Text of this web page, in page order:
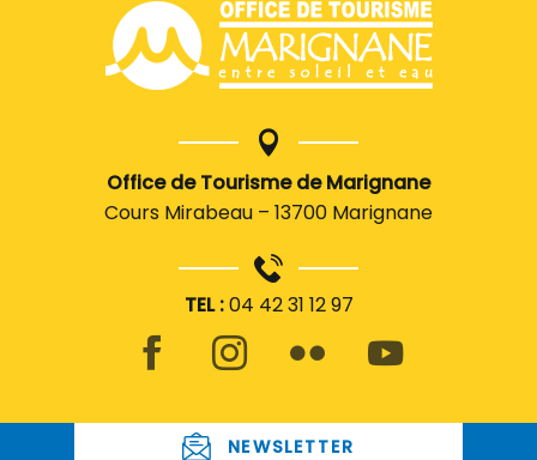
Office de Tourisme de Marignane
Cours Mirabeau – 13700 Marignane
TEL :04 42 31 12 97
NEWSLETTER